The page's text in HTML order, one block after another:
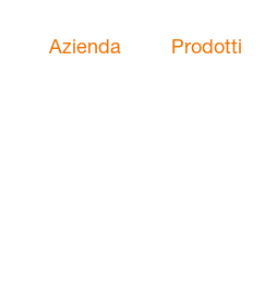
Azienda Prodotti